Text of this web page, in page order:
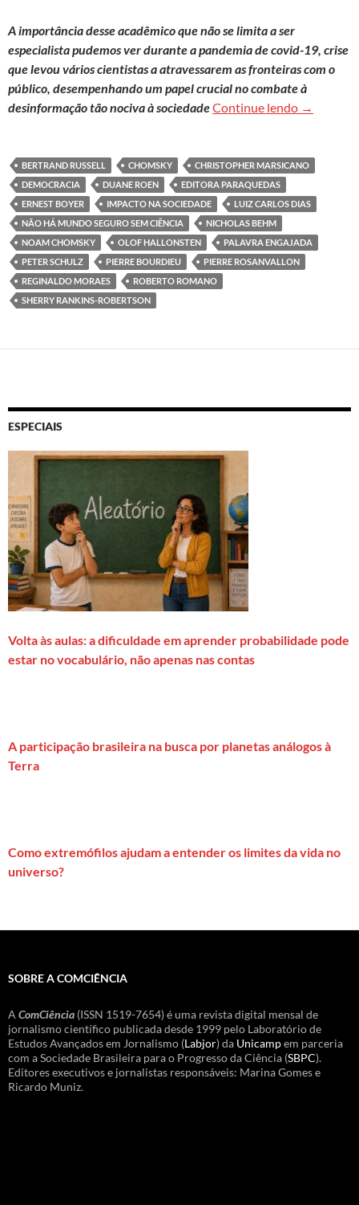
A importância desse acadêmico que não se limita a ser
especialista pudemos ver durante a pandemia de covid-19, crise
que levou vários cientistas a atravessarem as fronteiras com o
público, desempenhando um papel crucial no combate à
desinformação tão nociva à sociedadeContinue lendo O ocaso
→
BERTRAND RUSSELL CHOMSKY
CHRISTOPHER MARSICANO
DEMOCRACIA
DUANE ROEN
EDITORA PARAQUEDAS
ERNEST BOYER
IMPACTO NA SOCIEDADE
LUIZ CARLOS DIAS
NÃO HÁ MUNDO SEGURO SEM CIÊNCIA
NICHOLAS BEHM
NOAM CHOMSKY
OLOF HALLONSTEN
PALAVRA ENGAJADA
PETER SCHULZ
PIERRE BOURDIEU
PIERRE ROSANVALLON
REGINALDO MORAES
ROBERTO ROMANO
SHERRY RANKINS-ROBERTSON
ESPECIAIS
Volta às aulas: a dificuldade em aprender probabilidade pode
estar no vocabulário, não apenas nas contas
A participação brasileira na busca por planetas análogos à
Terra
Como extremófilos ajudam a entender os limites da vida no
universo?
SOBRE A COMCIÊNCIA
A ComCiência (ISSN 1519-7654) é uma revista digital mensal de
jornalismo científico publicada desde 1999 pelo Laboratório de
Estudos Avançados em Jornalismo (Labjor) da Unicampem parceria
com a Sociedade Brasileira para o Progresso da Ciência (SBPC).
Editores executivos e jornalistas responsáveis: Marina Gomes e
Ricardo Muniz.